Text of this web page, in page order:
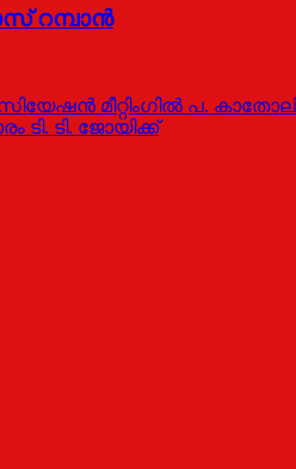
റമ്പാന്‍
മീറ്റിംഗിൽ പ.
ടി. ജോയിക്ക്